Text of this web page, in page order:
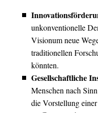
unkonventionelle
Visionum neue
traditionellen
könnten.
Gesellschaftliche
Menschen nach
die Vorstellung